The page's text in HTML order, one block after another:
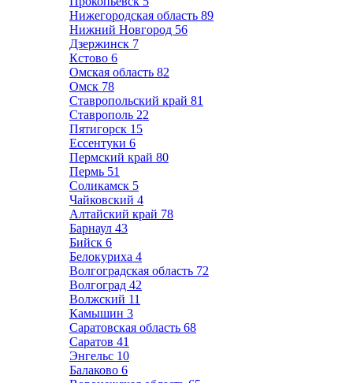
Нижегородская область 89
Нижний Новгород 56
Дзержинск 7
Кстово 6
Омская область 82
Омск 78
Ставропольский край 81
Ставрополь 22
Пятигорск 15
Ессентуки 6
Пермский край 80
Пермь 51
Соликамск 5
Чайковский 4
Алтайский край 78
Барнаул 43
Бийск 6
Белокуриха 4
Волгоградская область 72
Волгоград 42
Волжский 11
Камышин 3
Саратовская область 68
Саратов 41
Энгельс 10
Балаково 6